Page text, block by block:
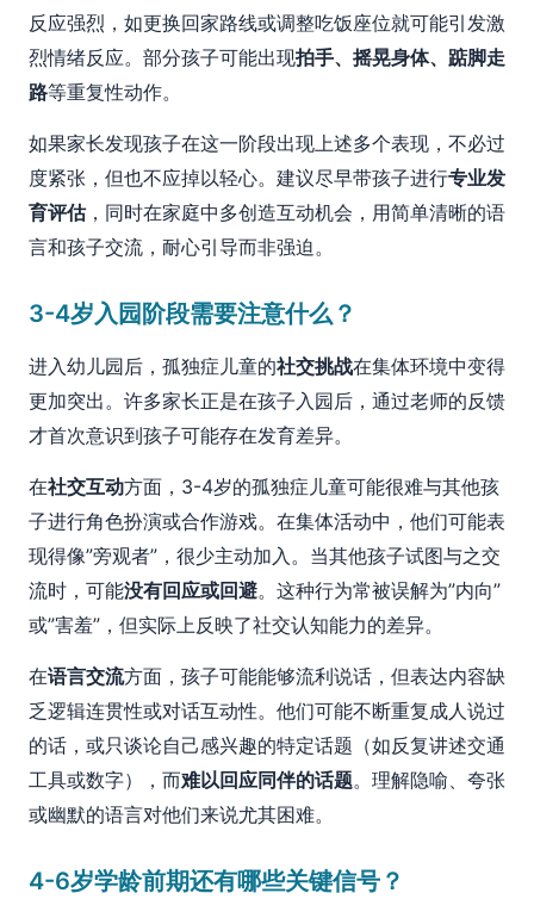
反应强烈，如更换回家路线或调整吃饭座位就可能引发激
烈情绪反应。部分孩子可能出现拍手、摇晃身体、踮脚走
路等重复性动作。
如果家长发现孩子在这一阶段出现上述多个表现，不必过
度紧张，但也不应掉以轻心。建议尽早带孩子进行专业发
育评估，同时在家庭中多创造互动机会，用简单清晰的语
言和孩子交流，耐心引导而非强迫。
3-4岁入园阶段需要注意什么？
进入幼儿园后，孤独症儿童的社交挑战在集体环境中变得
更加突出。许多家长正是在孩子入园后，通过老师的反馈
才首次意识到孩子可能存在发育差异。
在社交互动方面，3-4岁的孤独症儿童可能很难与其他孩
子进行角色扮演或合作游戏。在集体活动中，他们可能表
现得像”旁观者”，很少主动加入。当其他孩子试图与之交
流时，可能没有回应或回避。这种行为常被误解为”内向”
或”害羞”，但实际上反映了社交认知能力的差异。
在语言交流方面，孩子可能能够流利说话，但表达内容缺
乏逻辑连贯性或对话互动性。他们可能不断重复成人说过
的话，或只谈论自己感兴趣的特定话题（如反复讲述交通
工具或数字），而难以回应同伴的话题。理解隐喻、夸张
或幽默的语言对他们来说尤其困难。
4-6岁学龄前期还有哪些关键信号？